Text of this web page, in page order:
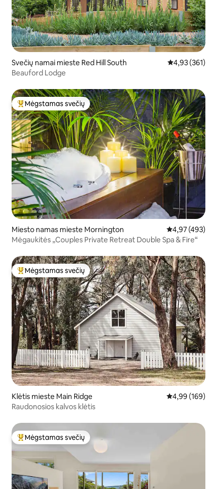
Svečių namai mieste Red Hill South Vidutinis
4,93 (361)
Beauford Lodge
Svečių mėgstamiausias
Mėgstamas svečių
Miesto namas mieste Mornington Vidutinis
4,97 (493)
Mėgaukitės „Couples Private Retreat Double Spa & Fire“
Svečių mėgstamiausias
Mėgstamas svečių
Klėtis mieste Main Ridge Vidutinis
4,99 (169)
Raudonosios kalvos klėtis
Svečių mėgstamiausias
Mėgstamas svečių